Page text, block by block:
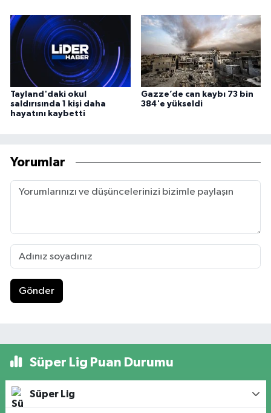
Tayland'daki okul
saldırısında 1 kişi daha
hayatını kaybetti
Gazze’de can kaybı 73 bin
384'e yükseldi
Yorumlar
Gönder
Süper Lig Puan Durumu
Süper Lig